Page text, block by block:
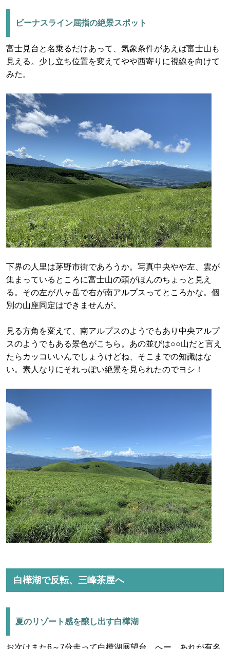
ビーナスライン屈指の絶景スポット
富士見台と名乗るだけあって、気象条件があえば富士山も
見える。少し立ち位置を変えてやや西寄りに視線を向けて
みた。
下界の人里は茅野市街であろうか。写真中央やや左、雲が
集まっているところに富士山の頭がほんのちょっと見え
る。その左が八ヶ岳で右が南アルプスってところかな。個
別の山座同定はできませんが。
見る方角を変えて、南アルプスのようでもあり中央アルプ
スのようでもある景色がこちら。あの並びは○○山だと言え
たらカッコいいんでしょうけどね、そこまでの知識はな
い。素人なりにそれっぽい絶景を見られたのでヨシ！
白樺湖で反転、三峰茶屋へ
夏のリゾート感を醸し出す白樺湖
お次はまた6～7分走って白樺湖展望台。へー、あれが有名